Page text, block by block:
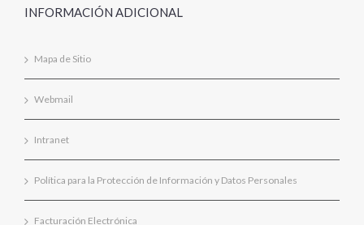
INFORMACIÓN ADICIONAL
Mapa de Sitio
Webmail
Intranet
Política para la Protección de Información y Datos Personales
Facturación Electrónica